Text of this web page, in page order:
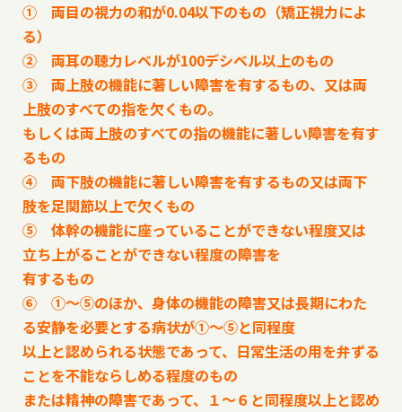
① 両目の視力の和が0.04以下のもの（矯正視力によ
る）
② 両耳の聴力レベルが100デシベル以上のもの
③ 両上肢の機能に著しい障害を有するもの、又は両
上肢のすべての指を欠くもの。
もしくは両上肢のすべての指の機能に著しい障害を有す
るもの
④ 両下肢の機能に著しい障害を有するもの又は両下
肢を足関節以上で欠くもの
⑤ 体幹の機能に座っていることができない程度又は
立ち上がることができない程度の障害を
有するもの
⑥ ①～⑤のほか、身体の機能の障害又は長期にわた
る安静を必要とする病状が①～⑤と同程度
以上と認められる状態であって、日常生活の用を弁ずる
ことを不能ならしめる程度のもの
または精神の障害であって、１～６と同程度以上と認め